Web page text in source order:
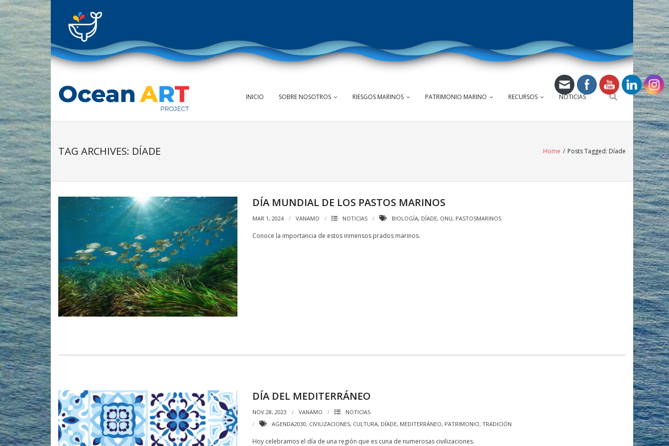
content
INICIO SOBRE NOSOTROS RIESGOS MARINOS PATRIMONIO MARINO RECURSOS NOTICIAS
TAG ARCHIVES: DÍADE Home / Posts Tagged: Díade
DÍA MUNDIAL DE LOS PASTOS MARINOS
MAR 1, 2024 VANAMO NOTICIAS BIOLOGÍA, DÍADE, ONU, PASTOSMARINOS
Conoce la importancia de estos inmensos prados marinos.
DÍA DEL MEDITERRÁNEO
NOV 28, 2023 VANAMO
NOTICIAS
AGENDA2030, CIVILIZACIONES, CULTURA, DÍADE, MEDITERRÁNEO, PATRIMONIO, TRADICIÓN
Hoy celebramos el día de una región que es cuna de numerosas civilizaciones.